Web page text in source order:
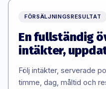
FÖRSÄLJNINGSRESULTAT
En fullständig
intäkter,
Följ intäkter, serverade
timme, dag, måltid och